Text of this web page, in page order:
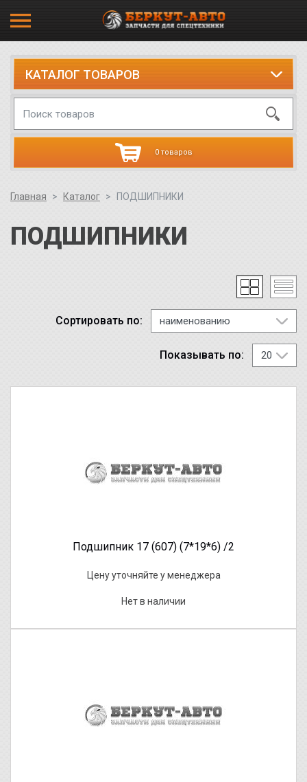
КАТАЛОГ ТОВАРОВ
0 товаров
Главная Каталог ПОДШИПНИКИ
ПОДШИПНИКИ
Сортировать по:
Показывать по:
Подшипник 17 (607) (7*19*6) /2
Цену уточняйте у менеджера
Нет в наличии